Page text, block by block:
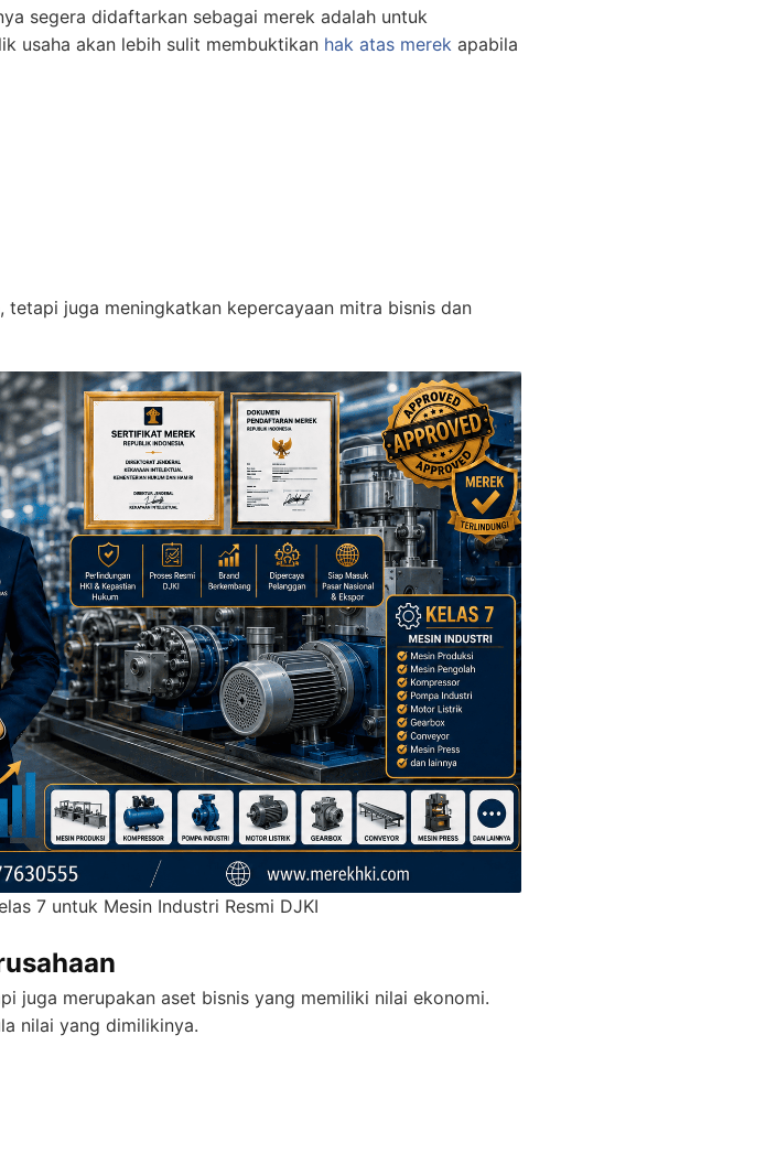
segera didaftarkan sebagai merek adalah untuk
usaha akan lebih sulit membuktikan hak atas merek apabila
tetapi juga meningkatkan kepercayaan mitra bisnis dan
7 untuk Mesin Industri Resmi DJKI
juga merupakan aset bisnis yang memiliki nilai ekonomi.
nilai yang dimilikinya.